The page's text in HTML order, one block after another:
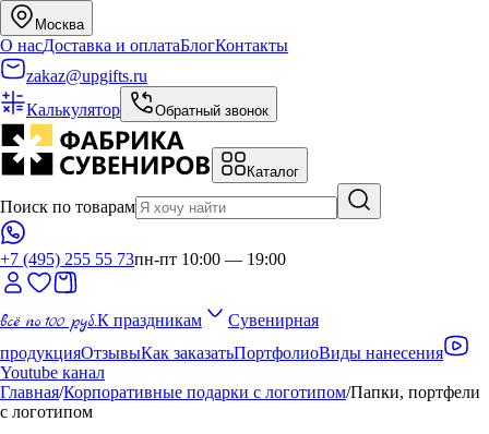
Москва
О насДоставка и оплатаБлогКонтакты
zakaz@upgifts.ru
Калькулятор
Обратный звонок
Каталог
Поиск по товарам
+7 (495) 255 55 73пн-пт 10:00 — 19:00
всё по 100 руб.К праздникам
Сувенирная
продукцияОтзывыКак заказатьПортфолиоВиды нанесения
Youtube канал
Главная/Корпоративные подарки с логотипом/Папки, портфели
с логотипом